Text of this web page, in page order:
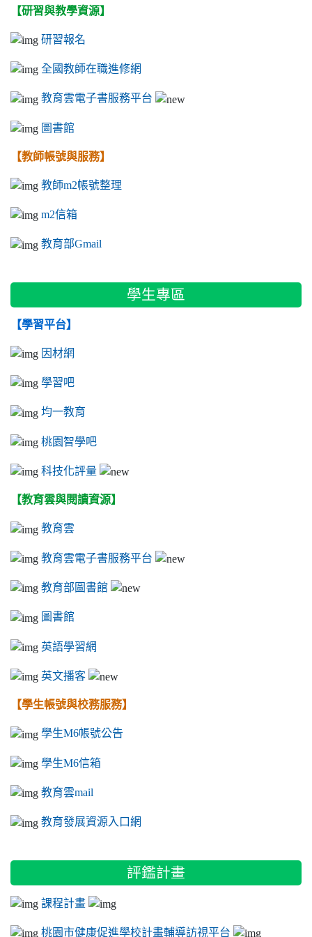
【研習與教學資源】
研習報名
全國教師在職進修網
教育雲電子書服務平台
圖書館
【教師帳號與服務】
教師m2帳號整理
m2信箱
教育部Gmail
學生專區
【學習平台】
因材網
學習吧
均一教育
桃園智學吧
科技化評量
【教育雲與閱讀資源】
教育雲
教育雲電子書服務平台
教育部圖書館
圖書館
英語學習網
英文播客
【學生帳號與校務服務】
學生M6帳號公告
學生M6信箱
教育雲mail
教育發展資源入口網
評鑑計畫
課程計畫
桃園市健康促進學校計畫輔導訪視平台